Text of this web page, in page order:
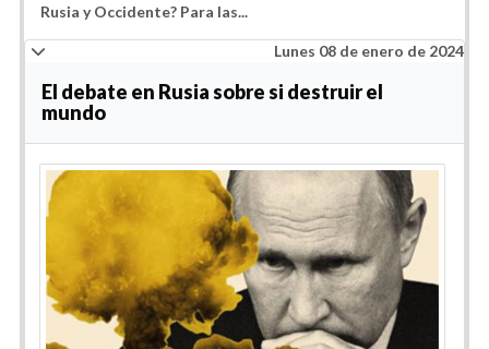
Rusia y Occidente? Para las...
Lunes 08 de enero de 2024
El debate en Rusia sobre si destruir el
mundo